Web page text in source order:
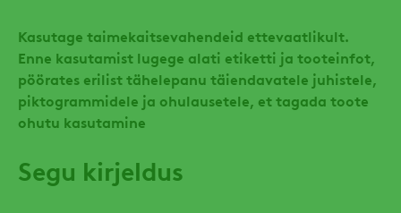
Kasutage taimekaitsevahendeid ettevaatlikult.
Enne kasutamist lugege alati etiketti ja tooteinfot,
pöörates erilist tähelepanu täiendavatele juhistele,
piktogrammidele ja ohulausetele, et tagada toote
ohutu kasutamine
Segu kirjeldus